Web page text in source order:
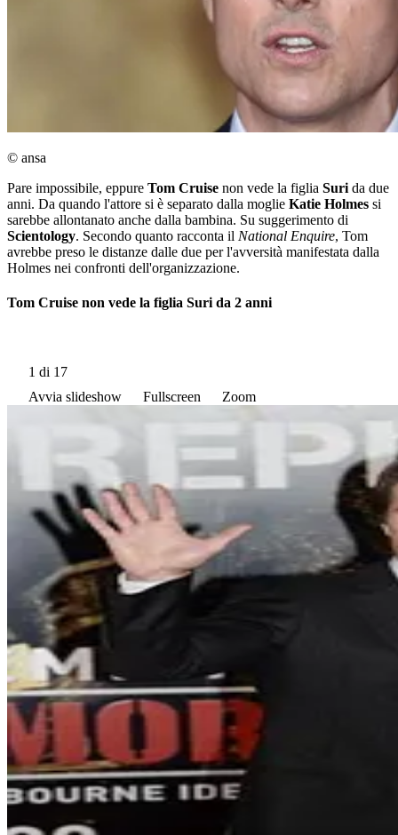
© ansa
Pare impossibile, eppure Tom Cruise non vede la figlia Suri da due
anni. Da quando l'attore si è separato dalla moglie Katie Holmes si
sarebbe allontanato anche dalla bambina. Su suggerimento di
Scientology. Secondo quanto racconta il National Enquire, Tom
avrebbe preso le distanze dalle due per l'avversità manifestata dalla
Holmes nei confronti dell'organizzazione.
Tom Cruise non vede la figlia Suri da 2 anni
1 di 17
Avvia slideshow
Fullscreen Zoom